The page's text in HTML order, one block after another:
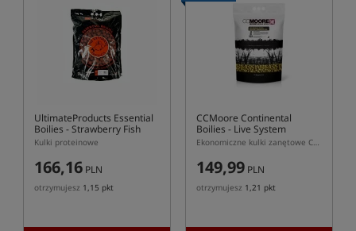
UltimateProducts Essential
Boilies - Strawberry Fish
Kulki proteinowe
166,16 PLN
otrzymujesz 1,15 pkt
CCMoore Continental
Boilies - Live System
Ekonomiczne kulki zanętowe CCMoore Continental Live System
149,99 PLN
otrzymujesz 1,21 pkt